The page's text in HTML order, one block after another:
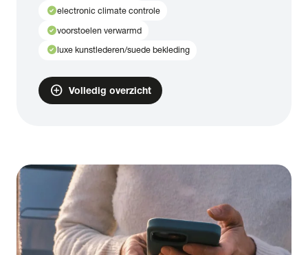
check_circleelectronic climate controle
check_circlevoorstoelen verwarmd
check_circleluxe kunstlederen/suede bekleding
add_circle Volledig overzicht